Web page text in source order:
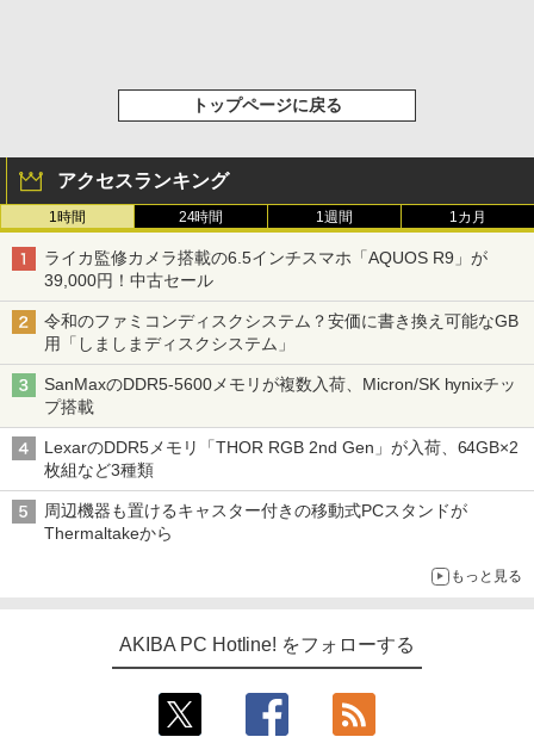
トップページに戻る
アクセスランキング
1時間 24時間 1週間 1カ月
ライカ監修カメラ搭載の6.5インチスマホ「AQUOS R9」が
39,000円！中古セール
令和のファミコンディスクシステム？安価に書き換え可能なGB
用「しましまディスクシステム」
SanMaxのDDR5-5600メモリが複数入荷、Micron/SK hynixチッ
プ搭載
LexarのDDR5メモリ「THOR RGB 2nd Gen」が入荷、64GB×2
枚組など3種類
周辺機器も置けるキャスター付きの移動式PCスタンドが
Thermaltakeから
もっと見る
AKIBA PC Hotline! をフォローする